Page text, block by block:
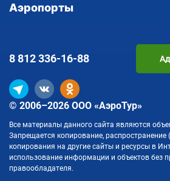
Аэропорты
© 2006–2026 ООО «АэроТур»
Все материалы данного сайта являются
Запрещается копирование, распространение
копирования на другие сайты и ресурсы в
использование информации и объектов без
правообладателя.
8 812336-16-88